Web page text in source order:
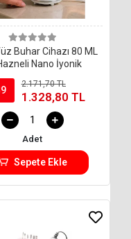
Buhar Cihazı 80 ML
Nano İyonik
2.171,70 TL
1.328,80 TL
Adet
Sepete Ekle